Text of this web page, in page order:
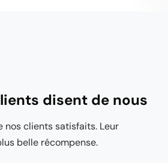
disent de nous
nos clients satisfaits. Leur
belle récompense.